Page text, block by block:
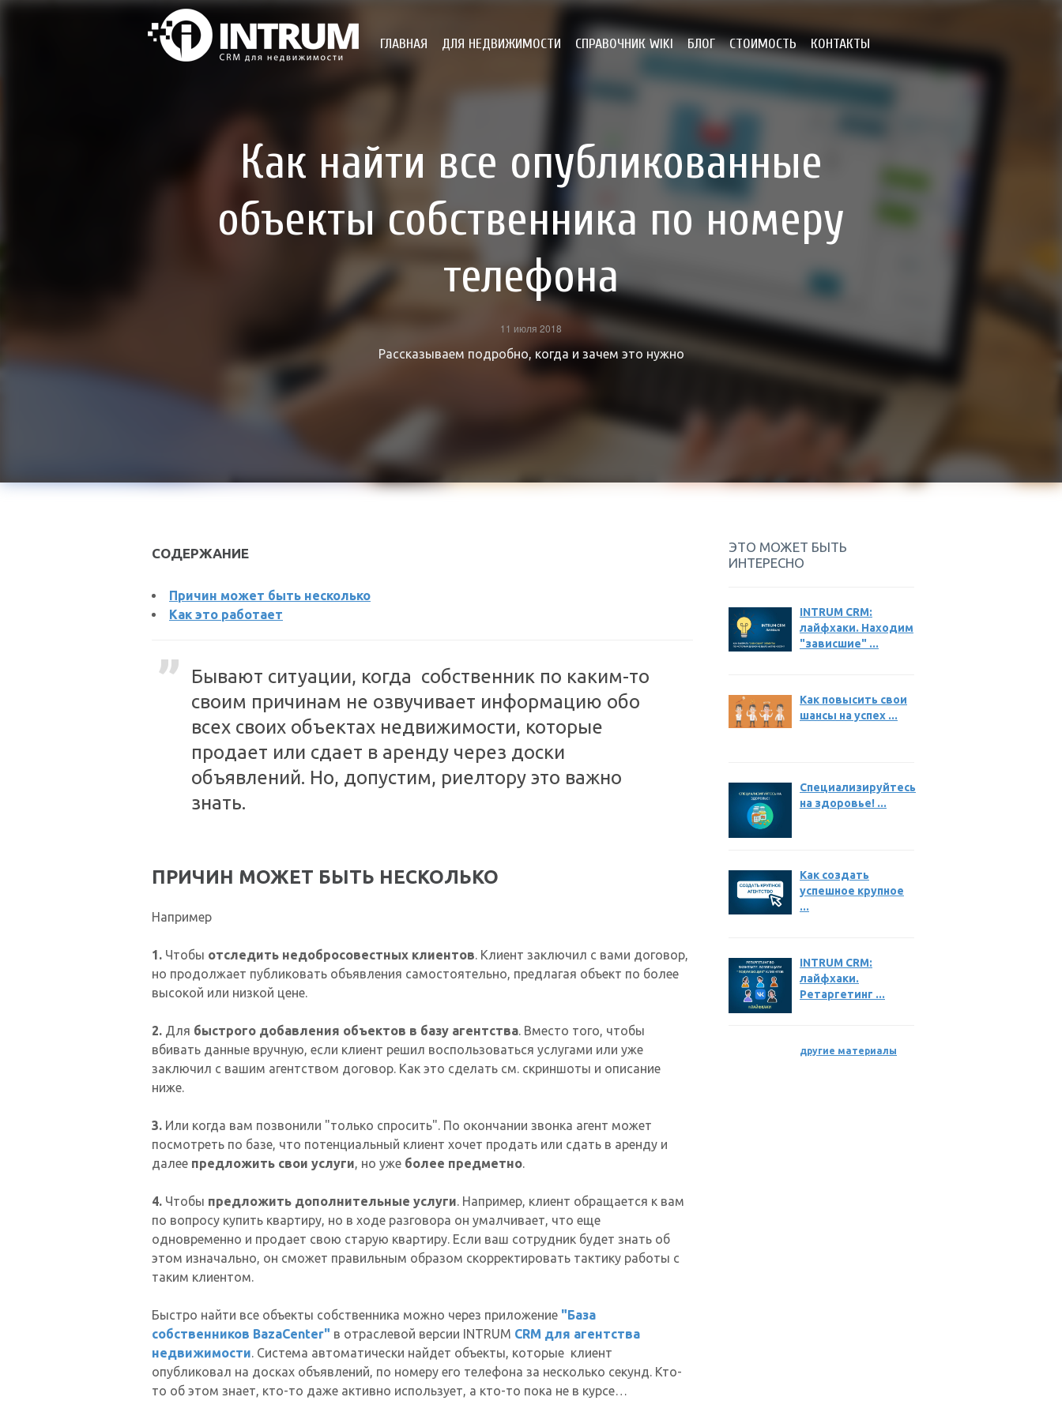
ГЛАВНАЯ ДЛЯ НЕДВИЖИМОСТИ СПРАВОЧНИК WIKI БЛОГ СТОИМОСТЬ КОНТАКТЫ
Как найти все опубликованные
объекты собственника по номеру
телефона
11 июля 2018
Рассказываем подробно, когда и зачем это нужно
СОДЕРЖАНИЕ
Причин может быть несколько
Как это работает
Бывают ситуации, когда собственник по каким-то
своим причинам не озвучивает информацию обо
всех своих объектах недвижимости, которые
продает или сдает в аренду через доски
объявлений. Но, допустим, риелтору это важно
знать.
ПРИЧИН МОЖЕТ БЫТЬ НЕСКОЛЬКО
Например
1. Чтобы отследить недобросовестных клиентов. Клиент заключил с вами договор,
но продолжает публиковать объявления самостоятельно, предлагая объект по более
высокой или низкой цене.
2. Для быстрого добавления объектов в базу агентства. Вместо того, чтобы
вбивать данные вручную, если клиент решил воспользоваться услугами или уже
заключил с вашим агентством договор. Как это сделать см. скриншоты и описание
ниже.
3. Или когда вам позвонили "только спросить". По окончании звонка агент может
посмотреть по базе, что потенциальный клиент хочет продать или сдать в аренду и
далее предложить свои услуги, но уже более предметно.
4. Чтобы предложить дополнительные услуги. Например, клиент обращается к вам
по вопросу купить квартиру, но в ходе разговора он умалчивает, что еще
одновременно и продает свою старую квартиру. Если ваш сотрудник будет знать об
этом изначально, он сможет правильным образом скорректировать тактику работы с
таким клиентом.
Быстро найти все объекты собственника можно через приложение "База
собственников BazaCenter" в отраслевой версии INTRUM CRM для агентства
недвижимости. Система автоматически найдет объекты, которые клиент
опубликовал на досках объявлений, по номеру его телефона за несколько секунд. Кто-
то об этом знает, кто-то даже активно использует, а кто-то пока не в курсе…
ЭТО МОЖЕТ БЫТЬ
ИНТЕРЕСНО
INTRUM CRM:
лайфхаки. Находим
"зависшие" ...
Как повысить свои
шансы на успех ...
Специализируйтесь
на здоровье! ...
Как создать
успешное крупное
...
INTRUM CRM:
лайфхаки.
Ретаргетинг ...
другие материалы